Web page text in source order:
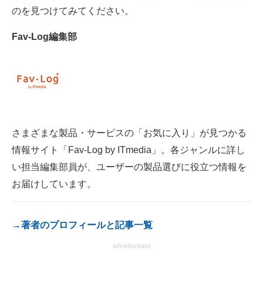
エレクトロニクス専門サイト
電子設計の基本と応用
建設×テクノロジーの最前線
のを見つけてみてください。
Fav-Log編集部
さまざまな製品・サービスの「お気に入り」が見つかる
情報サイト「Fav-Log by ITmedia」。各ジャンルに詳し
い担当編集部員が、ユーザーの製品選びに役立つ情報を
お届けしています。
→著者のプロフィールと記事一覧
advertisement